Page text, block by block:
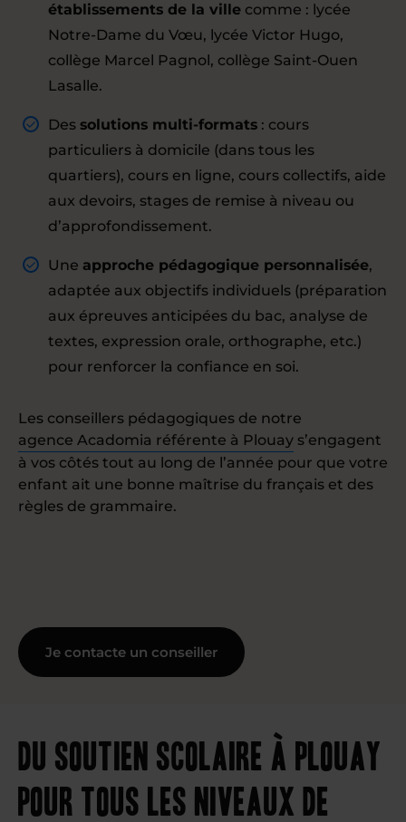
établissements de la ville comme : lycée
Notre-Dame du Vœu, lycée Victor Hugo,
collège Marcel Pagnol, collège Saint-Ouen
Lasalle.
Des solutions multi-formats : cours
particuliers à domicile (dans tous les
quartiers), cours en ligne, cours collectifs, aide
aux devoirs, stages de remise à niveau ou
d’approfondissement.
Une approche pédagogique personnalisée,
adaptée aux objectifs individuels (préparation
aux épreuves anticipées du bac, analyse de
textes, expression orale, orthographe, etc.)
pour renforcer la confiance en soi.
Les conseillers pédagogiques de notre
agence Acadomia référente à Plouay s’engagent
à vos côtés tout au long de l’année pour que votre
enfant ait une bonne maîtrise du français et des
règles de grammaire.
Je contacte un conseiller
Du soutien scolaire à Plouay
pour tous les niveaux de